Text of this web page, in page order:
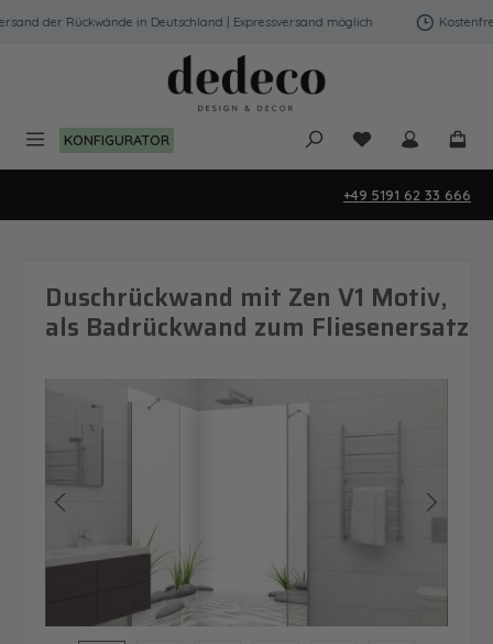
Zum Hauptinhalt springen
der Rückwände in Deutschland | Expressversand möglich
KONFIGURATOR Du hast 0
+49 5191 62 33 666
Duschrückwand mit Zen V1 Motiv,
als Badrückwand zum Fliesenersatz